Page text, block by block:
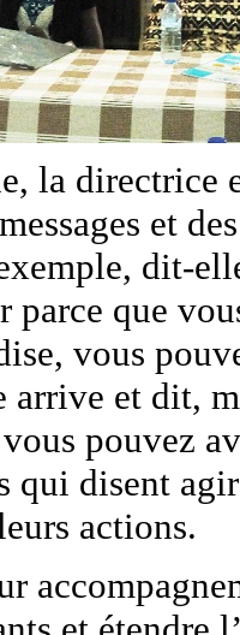
la
et
dit-
parce que
vous
et dit,
pouvez
qui disent
actions.